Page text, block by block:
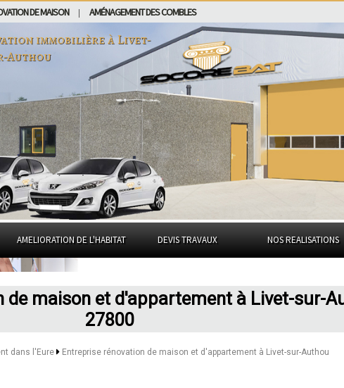
DE MAISON AMÉNAGEMENT DES COMBLES
immobilière àLivet-
Authou
AMELIORATION DE L'HABITAT DEVIS TRAVAUX NOS REALISATIONS
de maison et d'appartement à Livet-sur-
27800
dans l'Eure Entreprise rénovation de maison et d'appartement à Livet-sur-Authou